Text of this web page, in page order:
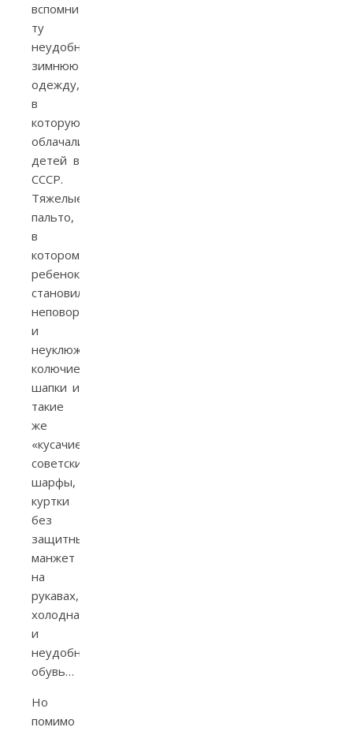
вспомнить
ту
неудобную
зимнюю
одежду,
в
которую
облачали
детей в
СССР.
Тяжелые
пальто,
в
котором
ребенок
становился
неповоротливым
и
неуклюжим,
колючие
шапки и
такие
же
«кусачие»
советские
шарфы,
куртки
без
защитных
манжет
на
рукавах,
холодная
и
неудобная
обувь…
Но
помимо